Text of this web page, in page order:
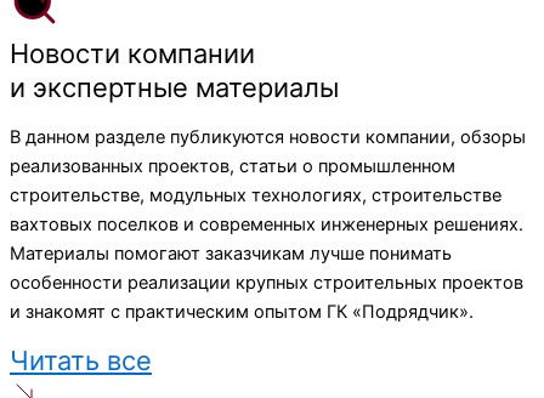
Новости компании
и экспертные материалы
В данном разделе публикуются новости компании, обзоры
реализованных проектов, статьи о промышленном
строительстве, модульных технологиях, строительстве
вахтовых поселков и современных инженерных решениях.
Материалы помогают заказчикам лучше понимать
особенности реализации крупных строительных проектов
и знакомят с практическим опытом ГК «Подрядчик».
Читать все